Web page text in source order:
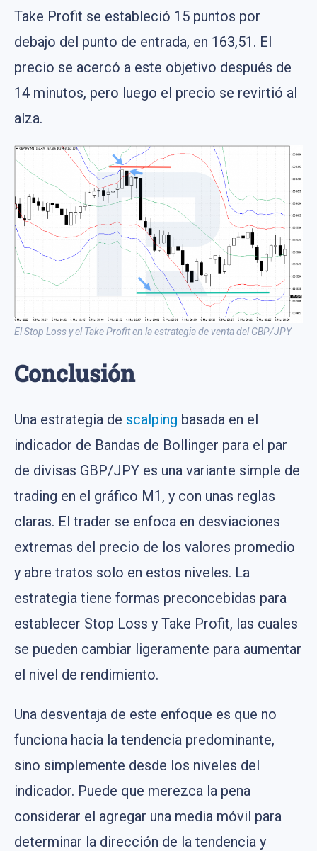
Take Profit se estableció 15 puntos por
debajo del punto de entrada, en 163,51. El
precio se acercó a este objetivo después de
14 minutos, pero luego el precio se revirtió al
alza.
El Stop Loss y el Take Profit en la estrategia de venta del GBP/JPY
Conclusión
Una estrategia de scalping basada en el
indicador de Bandas de Bollinger para el par
de divisas GBP/JPY es una variante simple de
trading en el gráfico M1, y con unas reglas
claras. El trader se enfoca en desviaciones
extremas del precio de los valores promedio
y abre tratos solo en estos niveles. La
estrategia tiene formas preconcebidas para
establecer Stop Loss y Take Profit, las cuales
se pueden cambiar ligeramente para aumentar
el nivel de rendimiento.
Una desventaja de este enfoque es que no
funciona hacia la tendencia predominante,
sino simplemente desde los niveles del
indicador. Puede que merezca la pena
considerar el agregar una media móvil para
determinar la dirección de la tendencia y